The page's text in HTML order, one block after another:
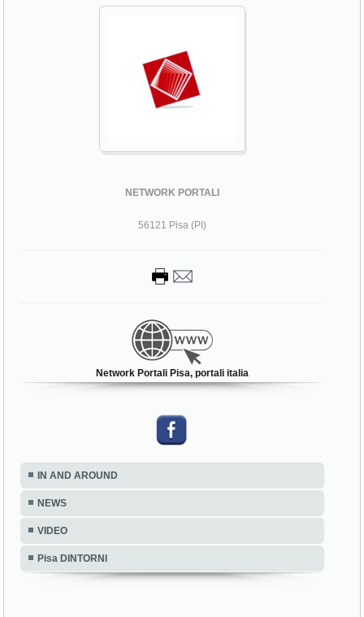
NETWORK PORTALI
56121 Pisa (PI)
Network Portali Pisa, portali italia
IN AND AROUND
NEWS
VIDEO
Pisa DINTORNI